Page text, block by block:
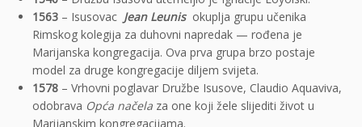
1563 – Isusovac Jean Leunisokuplja grupu učenika
Rimskog kolegija za duhovni napredak — rođena je
Marijanska kongregacija. Ova prva grupa brzo postaje
model za druge kongregacije diljem svijeta.
1578 – Vrhovni poglavar Družbe Isusove, Claudio Aquaviva,
odobrava Opća načela za one koji žele slijediti život u
Marijanskim kongregacijama.